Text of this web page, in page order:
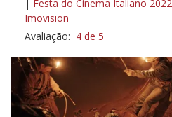
| Festa do Cinema Italiano 2022
Imovision
Avaliação: 4 de 5